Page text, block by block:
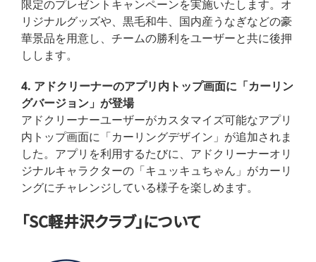
限定のプレゼントキャンペーンを実施いたします。オ
リジナルグッズや、黒毛和牛、国内産うなぎなどの豪
華景品を用意し、チームの勝利をユーザーと共に後押
しします。
4. アドクリーナーのアプリ内トップ画面に「カーリン
グバージョン」が登場
アドクリーナーユーザーがカスタマイズ可能なアプリ
内トップ画面に「カーリングデザイン」が追加されま
した。アプリを利用するたびに、アドクリーナーオリ
ジナルキャラクターの「キュッキュちゃん」がカーリ
ングにチャレンジしている様子を楽しめます。
「SC軽井沢クラブ」について